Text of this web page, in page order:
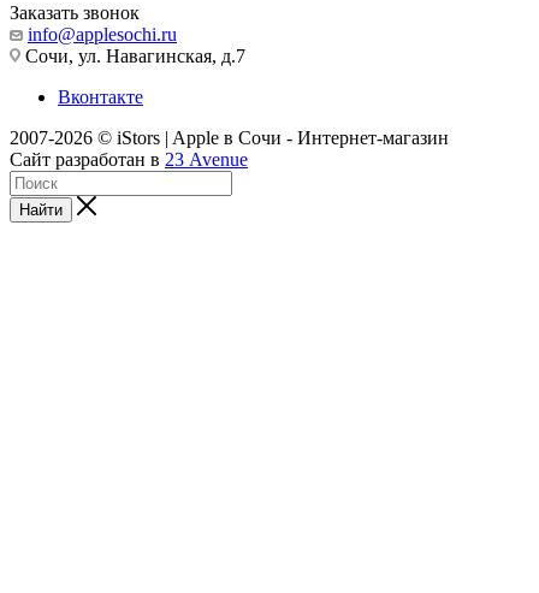
Заказать звонок
info@applesochi.ru
Сочи, ул. Навагинская, д.7
Вконтакте
2007-2026 © iStors | Apple в Сочи - Интернет-магазин
Сайт разработан в 23 Avenue
Найти